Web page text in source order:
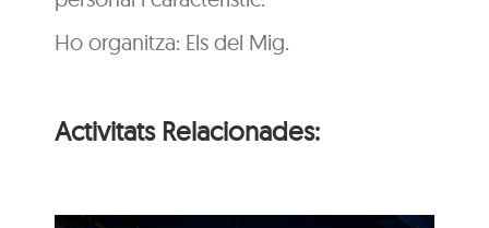
Ho organitza: Els del Mig.
Activitats Relacionades: